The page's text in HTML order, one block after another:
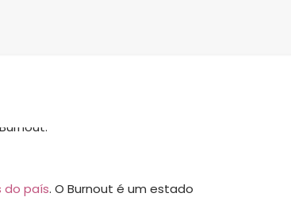
do país. O Burnout é um estado